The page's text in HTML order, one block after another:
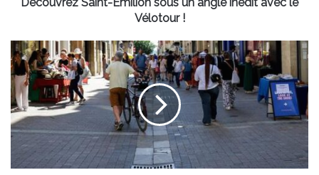
Vélotour !
Bordeaux
expérimente
des
rues
piétonnes
plus
sûres
pour
tout